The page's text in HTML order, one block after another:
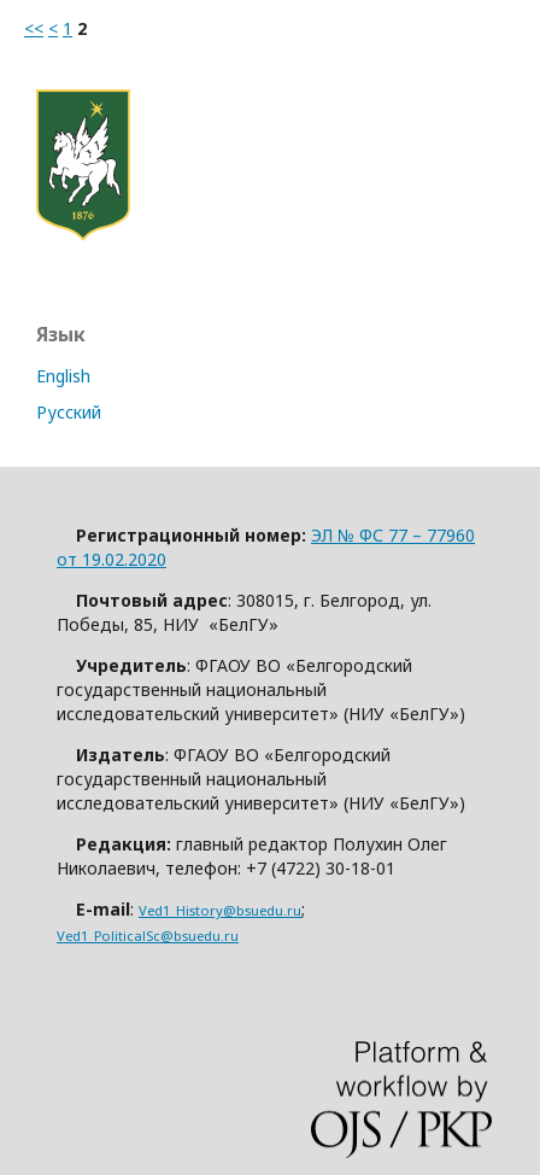
<< < 1 2
Язык
English
Русский
Регистрационный номер: ЭЛ № ФС 77 – 77960
от 19.02.2020
Почтовый адрес: 308015, г. Белгород, ул.
Победы, 85, НИУ «БелГУ»
Учредитель: ФГАОУ ВО «Белгородский
государственный национальный
исследовательский университет» (НИУ «БелГУ»)
Издатель: ФГАОУ ВО «Белгородский
государственный национальный
исследовательский университет» (НИУ «БелГУ»)
Редакция: главный редактор Полухин Олег
Николаевич, телефон: +7 (4722) 30-18-01
E-mail: Ved1_History@bsuedu.ru;
Ved1_PoliticalSc@bsuedu.ru